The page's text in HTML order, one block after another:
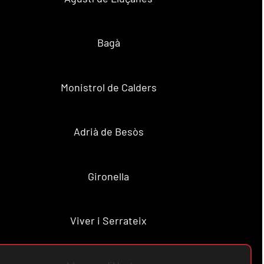
Bagà
Monistrol de Calders
Adrià de Besòs
Gironella
Viver i Serrateix